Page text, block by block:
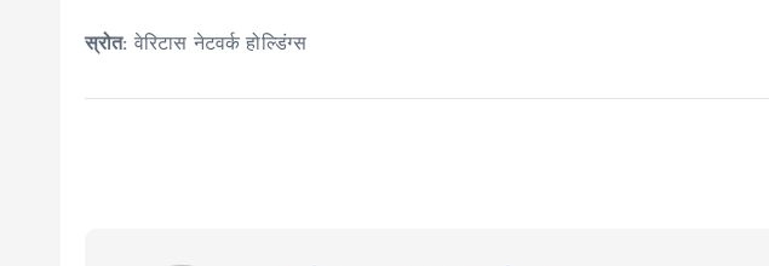
स्रोत: वेरिटास नेटवर्क होल्डिंग्स